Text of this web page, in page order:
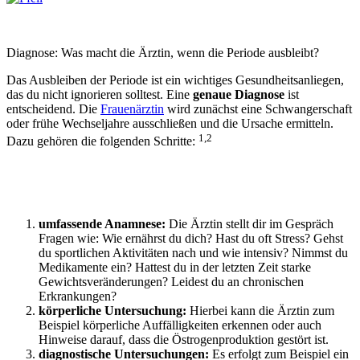
Diagnose: Was macht die Ärztin, wenn die Periode ausbleibt?
Das Ausbleiben der Periode ist ein wichtiges Gesundheitsanliegen,
das du nicht ignorieren solltest. Eine genaue Diagnose ist
entscheidend. Die Frauenärztin wird zunächst eine Schwangerschaft
oder frühe Wechseljahre ausschließen und die Ursache ermitteln.
Dazu gehören die folgenden Schritte: 1,2
umfassende Anamnese: Die Ärztin stellt dir im Gespräch
Fragen wie: Wie ernährst du dich? Hast du oft Stress? Gehst
du sportlichen Aktivitäten nach und wie intensiv? Nimmst du
Medikamente ein? Hattest du in der letzten Zeit starke
Gewichtsveränderungen? Leidest du an chronischen
Erkrankungen?
körperliche Untersuchung: Hierbei kann die Ärztin zum
Beispiel körperliche Auffälligkeiten erkennen oder auch
Hinweise darauf, dass die Östrogenproduktion gestört ist.
diagnostische Untersuchungen: Es erfolgt zum Beispiel ein